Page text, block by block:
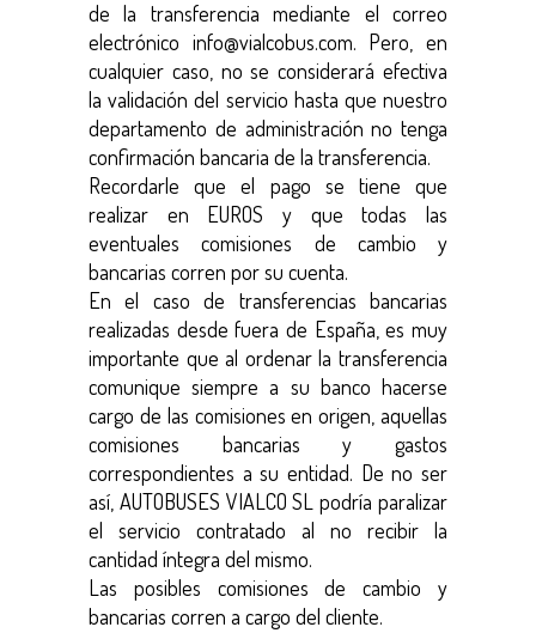
de la transferencia mediante el correo
electrónico info@vialcobus.com. Pero, en
cualquier caso, no se considerará efectiva
la validación del servicio hasta que nuestro
departamento de administración no tenga
confirmación bancaria de la transferencia.
Recordarle que el pago se tiene que
realizar en EUROS y que todas las
eventuales comisiones de cambio y
bancarias corren por su cuenta.
En el caso de transferencias bancarias
realizadas desde fuera de España, es muy
importante que al ordenar la transferencia
comunique siempre a su banco hacerse
cargo de las comisiones en origen, aquellas
comisiones bancarias y gastos
correspondientes a su entidad. De no ser
así, AUTOBUSES VIALCO SL podría paralizar
el servicio contratado al no recibir la
cantidad íntegra del mismo.
Las posibles comisiones de cambio y
bancarias corren a cargo del cliente.